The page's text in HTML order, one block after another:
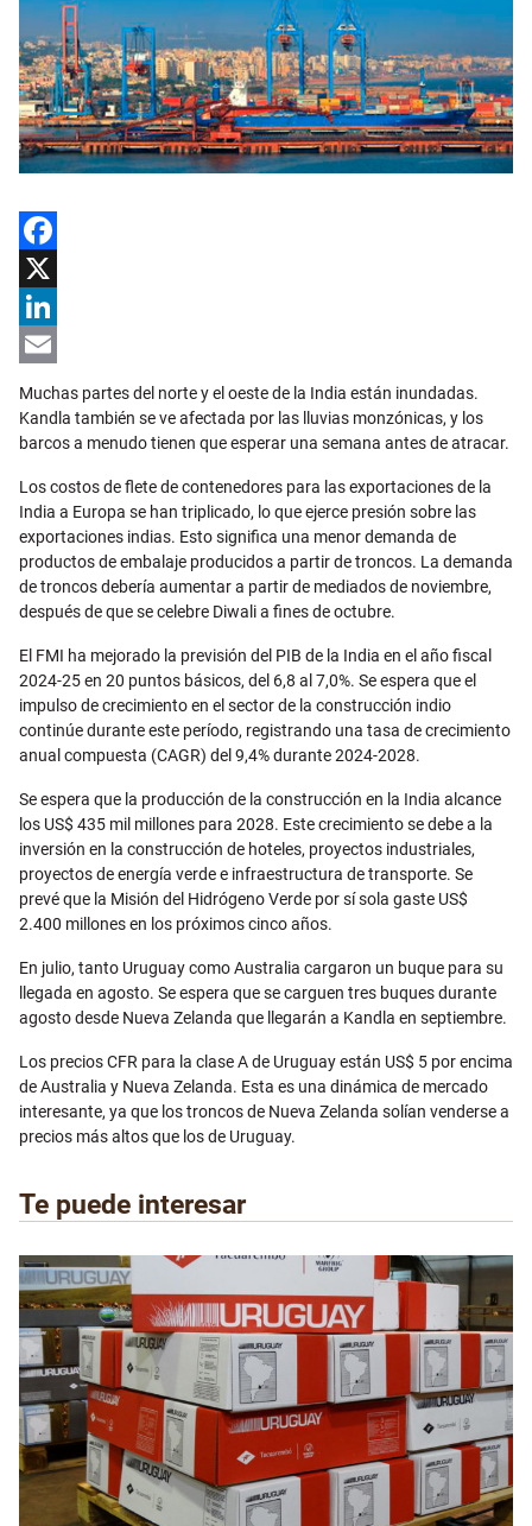
Facebook
X
LinkedIn
Email
Muchas partes del norte y el oeste de la India están inundadas.
Kandla también se ve afectada por las lluvias monzónicas, y los
barcos a menudo tienen que esperar una semana antes de atracar.
Los costos de flete de contenedores para las exportaciones de la
India a Europa se han triplicado, lo que ejerce presión sobre las
exportaciones indias. Esto significa una menor demanda de
productos de embalaje producidos a partir de troncos. La demanda
de troncos debería aumentar a partir de mediados de noviembre,
después de que se celebre Diwali a fines de octubre.
El FMI ha mejorado la previsión del PIB de la India en el año fiscal
2024-25 en 20 puntos básicos, del 6,8 al 7,0%. Se espera que el
impulso de crecimiento en el sector de la construcción indio
continúe durante este período, registrando una tasa de crecimiento
anual compuesta (CAGR) del 9,4% durante 2024-2028.
Se espera que la producción de la construcción en la India alcance
los US$ 435 mil millones para 2028. Este crecimiento se debe a la
inversión en la construcción de hoteles, proyectos industriales,
proyectos de energía verde e infraestructura de transporte. Se
prevé que la Misión del Hidrógeno Verde por sí sola gaste US$
2.400 millones en los próximos cinco años.
En julio, tanto Uruguay como Australia cargaron un buque para su
llegada en agosto. Se espera que se carguen tres buques durante
agosto desde Nueva Zelanda que llegarán a Kandla en septiembre.
Los precios CFR para la clase A de Uruguay están US$ 5 por encima
de Australia y Nueva Zelanda. Esta es una dinámica de mercado
interesante, ya que los troncos de Nueva Zelanda solían venderse a
precios más altos que los de Uruguay.
Te puede interesar